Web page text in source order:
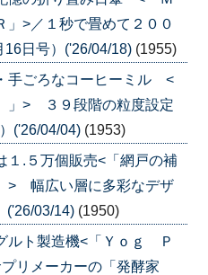
>／１秒で畳めて２００
日号）('26/04/18) (1955)
手ごろなコーヒーミル <
」> ３９段階の粒度設定
('26/04/04) (1953)
.５万個販売<「網戸の補
> 幅広い層に多彩なデザ
('26/03/14) (1950)
ルト製造機<「Ｙｏｇ Ｐ
リメーカーの「発酵家